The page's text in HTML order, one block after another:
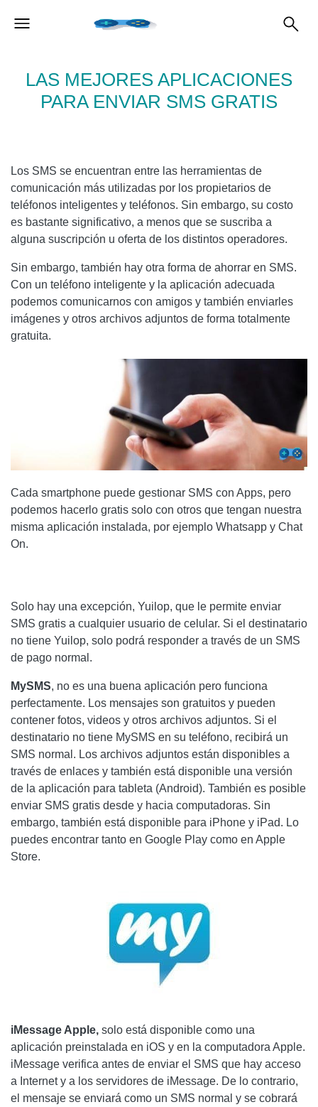
LAS MEJORES APLICACIONES
PARA ENVIAR SMS GRATIS
Los SMS se encuentran entre las herramientas de
comunicación más utilizadas por los propietarios de
teléfonos inteligentes y teléfonos. Sin embargo, su costo
es bastante significativo, a menos que se suscriba a
alguna suscripción u oferta de los distintos operadores.
Sin embargo, también hay otra forma de ahorrar en SMS.
Con un teléfono inteligente y la aplicación adecuada
podemos comunicarnos con amigos y también enviarles
imágenes y otros archivos adjuntos de forma totalmente
gratuita.
Cada smartphone puede gestionar SMS con Apps, pero
podemos hacerlo gratis solo con otros que tengan nuestra
misma aplicación instalada, por ejemplo Whatsapp y Chat
On.
Solo hay una excepción, Yuilop, que le permite enviar
SMS gratis a cualquier usuario de celular. Si el destinatario
no tiene Yuilop, solo podrá responder a través de un SMS
de pago normal.
MySMS, no es una buena aplicación pero funciona
perfectamente. Los mensajes son gratuitos y pueden
contener fotos, videos y otros archivos adjuntos. Si el
destinatario no tiene MySMS en su teléfono, recibirá un
SMS normal. Los archivos adjuntos están disponibles a
través de enlaces y también está disponible una versión
de la aplicación para tableta (Android). También es posible
enviar SMS gratis desde y hacia computadoras. Sin
embargo, también está disponible para iPhone y iPad. Lo
puedes encontrar tanto en Google Play como en Apple
Store.
iMessage Apple, solo está disponible como una
aplicación preinstalada en iOS y en la computadora Apple.
iMessage verifica antes de enviar el SMS que hay acceso
a Internet y a los servidores de iMessage. De lo contrario,
el mensaje se enviará como un SMS normal y se cobrará